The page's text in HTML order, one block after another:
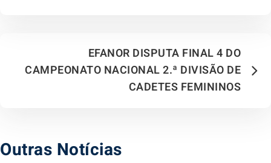
EFANOR DISPUTA FINAL 4 DO
CAMPEONATO NACIONAL 2.ª DIVISÃO DE
CADETES FEMININOS
Outras Notícias